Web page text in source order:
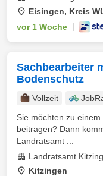
Eisingen, Kreis
vor 1 Woche
Sachbearbeiter
Bodenschutz
Vollzeit
Sie möchten zu
beitragen? Dann
Landratsamt ...
Landratsamt
Kitzingen